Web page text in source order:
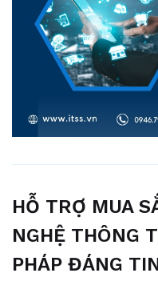
HỖ TRỢ MUA
NGHỆ THÔNG
PHÁP ĐÁNG